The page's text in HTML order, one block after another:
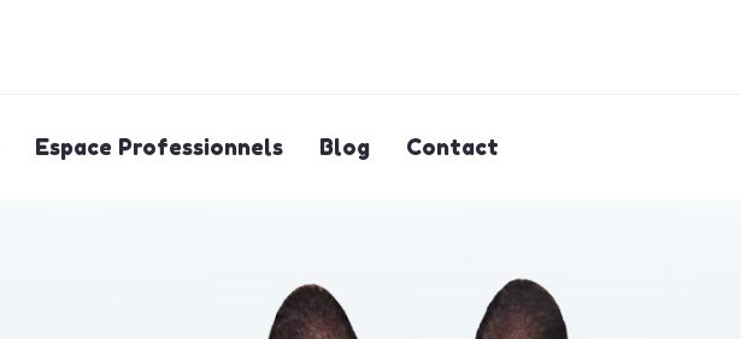
Espace Professionnels Blog Contact